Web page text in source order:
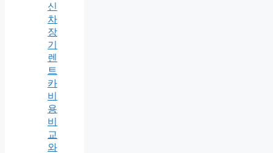
신
차
장
기
렌
트
카
비
용
비
교
와